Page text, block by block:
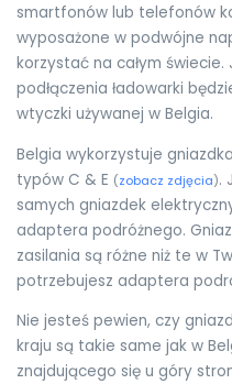
smartfonów lub telefonów
wyposażone w podwójne
korzystać na całym
podłączenia ładowarki
wtyczki używanej w Belgia.
Belgia wykorzystuje
typów C & E (zobacz zdjęcia).
samych gniazdek
adaptera podróżnego.
zasilania są różne niż te w
potrzebujesz adaptera
Nie jesteś pewien, czy
kraju są takie same jak w
znajdującego się u góry